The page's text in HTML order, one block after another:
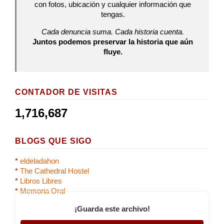
con fotos, ubicación y cualquier información que
tengas.
Cada denuncia suma. Cada historia cuenta.
Juntos podemos preservar la historia que aún
fluye.
CONTADOR DE VISITAS
1,716,687
BLOGS QUE SIGO
* eldeladahon
* The Cathedral Hostel
* Libros Libres
* Memoria Oral
¡Guarda este archivo!